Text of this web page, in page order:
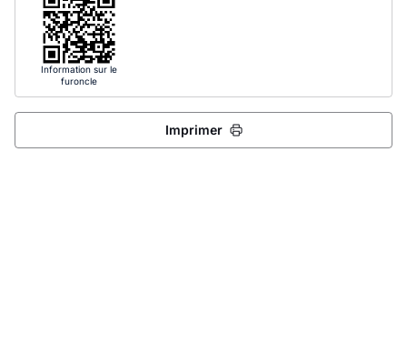
Information sur le
furoncle
Imprimer